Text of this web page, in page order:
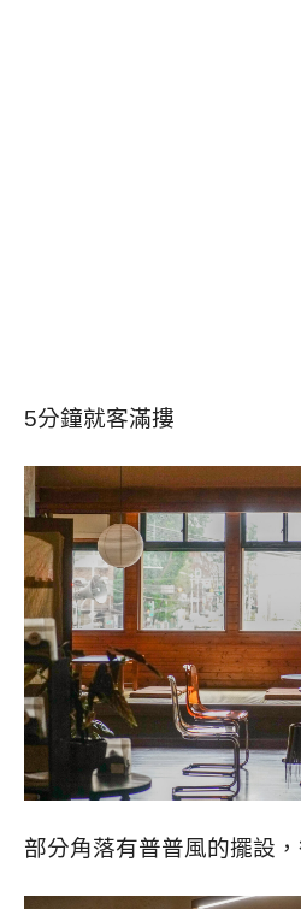
5分鐘就客滿摟
部分角落有普普風的擺設